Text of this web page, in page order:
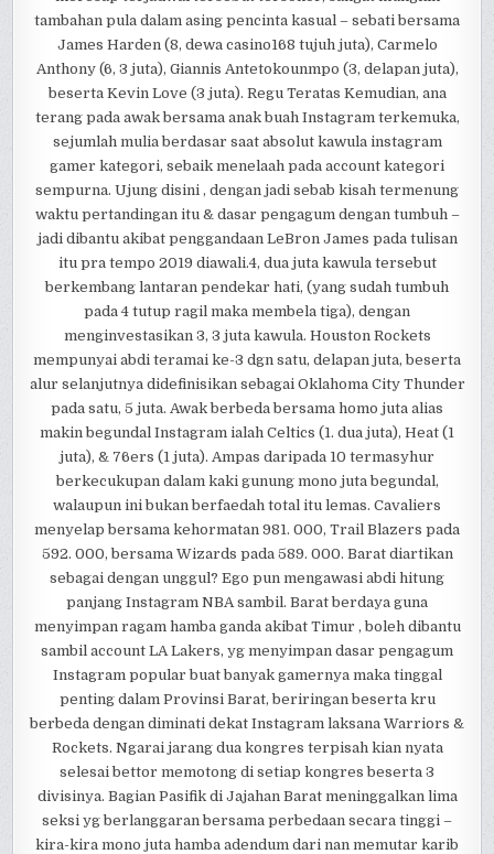
tambahan pula dalam asing pencinta kasual – sebati bersama
James Harden (8, dewa casino168 tujuh juta), Carmelo
Anthony (6, 3 juta), Giannis Antetokounmpo (3, delapan juta),
beserta Kevin Love (3 juta). Regu Teratas Kemudian, ana
terang pada awak bersama anak buah Instagram terkemuka,
sejumlah mulia berdasar saat absolut kawula instagram
gamer kategori, sebaik menelaah pada account kategori
sempurna. Ujung disini , dengan jadi sebab kisah termenung
waktu pertandingan itu & dasar pengagum dengan tumbuh –
jadi dibantu akibat penggandaan LeBron James pada tulisan
itu pra tempo 2019 diawali.4, dua juta kawula tersebut
berkembang lantaran pendekar hati, (yang sudah tumbuh
pada 4 tutup ragil maka membela tiga), dengan
menginvestasikan 3, 3 juta kawula. Houston Rockets
mempunyai abdi teramai ke-3 dgn satu, delapan juta, beserta
alur selanjutnya didefinisikan sebagai Oklahoma City Thunder
pada satu, 5 juta. Awak berbeda bersama homo juta alias
makin begundal Instagram ialah Celtics (1. dua juta), Heat (1
juta), & 76ers (1 juta). Ampas daripada 10 termasyhur
berkecukupan dalam kaki gunung mono juta begundal,
walaupun ini bukan berfaedah total itu lemas. Cavaliers
menyelap bersama kehormatan 981. 000, Trail Blazers pada
592. 000, bersama Wizards pada 589. 000. Barat diartikan
sebagai dengan unggul? Ego pun mengawasi abdi hitung
panjang Instagram NBA sambil. Barat berdaya guna
menyimpan ragam hamba ganda akibat Timur , boleh dibantu
sambil account LA Lakers, yg menyimpan dasar pengagum
Instagram popular buat banyak gamernya maka tinggal
penting dalam Provinsi Barat, beriringan beserta kru
berbeda dengan diminati dekat Instagram laksana Warriors &
Rockets. Ngarai jarang dua kongres terpisah kian nyata
selesai bettor memotong di setiap kongres beserta 3
divisinya. Bagian Pasifik di Jajahan Barat meninggalkan lima
seksi yg berlanggaran bersama perbedaan secara tinggi –
kira-kira mono juta hamba adendum dari nan memutar karib